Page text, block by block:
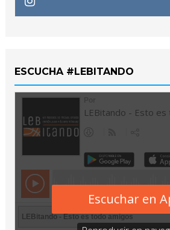
ESCUCHA #LEBITANDO